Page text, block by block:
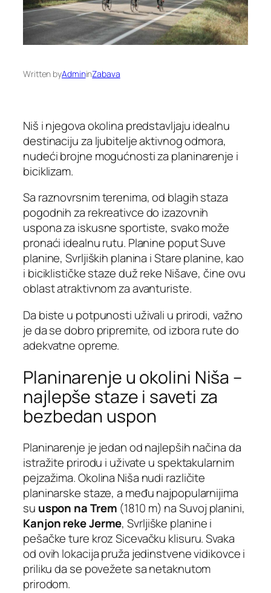
Written byAdmininZabava
Niš i njegova okolina predstavljaju idealnu
destinaciju za ljubitelje aktivnog odmora,
nudeći brojne mogućnosti za planinarenje i
biciklizam.
Sa raznovrsnim terenima, od blagih staza
pogodnih za rekreativce do izazovnih
uspona za iskusne sportiste, svako može
pronaći idealnu rutu. Planine poput Suve
planine, Svrljiških planina i Stare planine, kao
i biciklističke staze duž reke Nišave, čine ovu
oblast atraktivnom za avanturiste.
Da biste u potpunosti uživali u prirodi, važno
je da se dobro pripremite, od izbora rute do
adekvatne opreme.
Planinarenje u okolini Niša –
najlepše staze i saveti za
bezbedan uspon
Planinarenje je jedan od najlepših načina da
istražite prirodu i uživate u spektakularnim
pejzažima. Okolina Niša nudi različite
planinarske staze, a među najpopularnijima
su uspon na Trem (1810 m) na Suvoj planini,
Kanjon reke Jerme, Svrljiške planine i
pešačke ture kroz Sicevačku klisuru. Svaka
od ovih lokacija pruža jedinstvene vidikovce i
priliku da se povežete sa netaknutom
prirodom.